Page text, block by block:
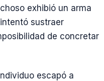
exhibió un arma
sustraer
de concretar
escapó a